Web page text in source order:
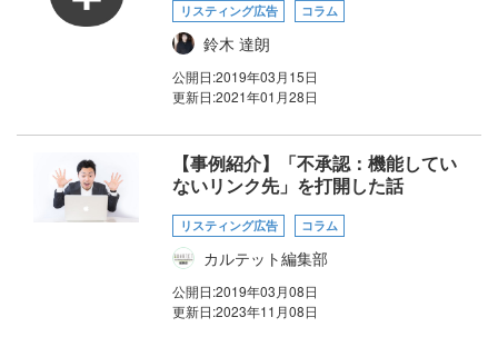
リスティング広告 コラム
鈴木 達朗
公開日:2019年03月15日
更新日:2021年01月28日
【事例紹介】「不承認：機能してい
ないリンク先」を打開した話
リスティング広告 コラム
カルテット編集部
公開日:2019年03月08日
更新日:2023年11月08日